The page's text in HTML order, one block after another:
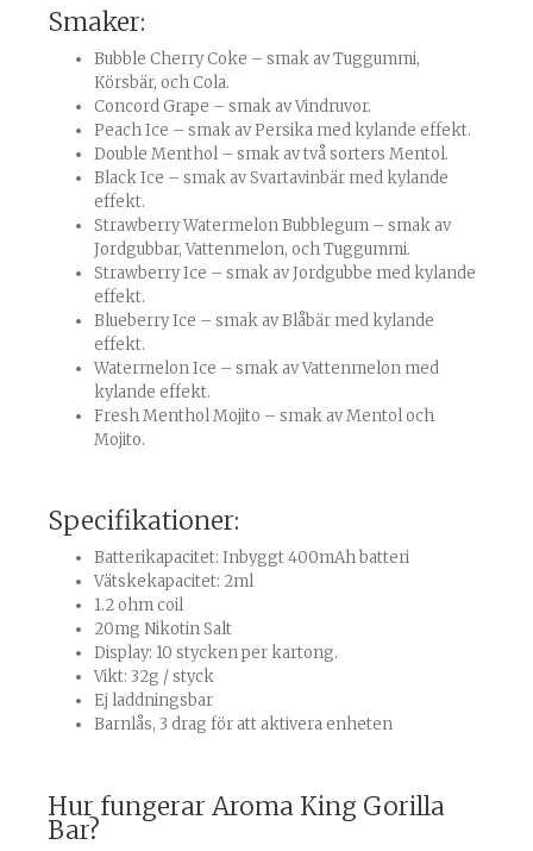
Smaker:
Bubble Cherry Coke – smak av Tuggummi,
Körsbär, och Cola.
Concord Grape – smak av Vindruvor.
Peach Ice – smak av Persika med kylande effekt.
Double Menthol – smak av två sorters Mentol.
Black Ice – smak av Svartavinbär med kylande
effekt.
Strawberry Watermelon Bubblegum – smak av
Jordgubbar, Vattenmelon, och Tuggummi.
Strawberry Ice – smak av Jordgubbe med kylande
effekt.
Blueberry Ice – smak av Blåbär med kylande
effekt.
Watermelon Ice – smak av Vattenmelon med
kylande effekt.
Fresh Menthol Mojito – smak av Mentol och
Mojito.
Specifikationer:
Batterikapacitet: Inbyggt 400mAh batteri
Vätskekapacitet: 2ml
1.2 ohm coil
20mg Nikotin Salt
Display: 10 stycken per kartong.
Vikt: 32g / styck
Ej laddningsbar
Barnlås, 3 drag för att aktivera enheten
Hur fungerar Aroma King Gorilla
Bar?